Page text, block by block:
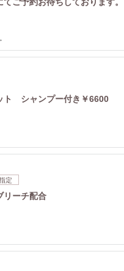
ト シャンプー付き￥6600
定
リーチ配合